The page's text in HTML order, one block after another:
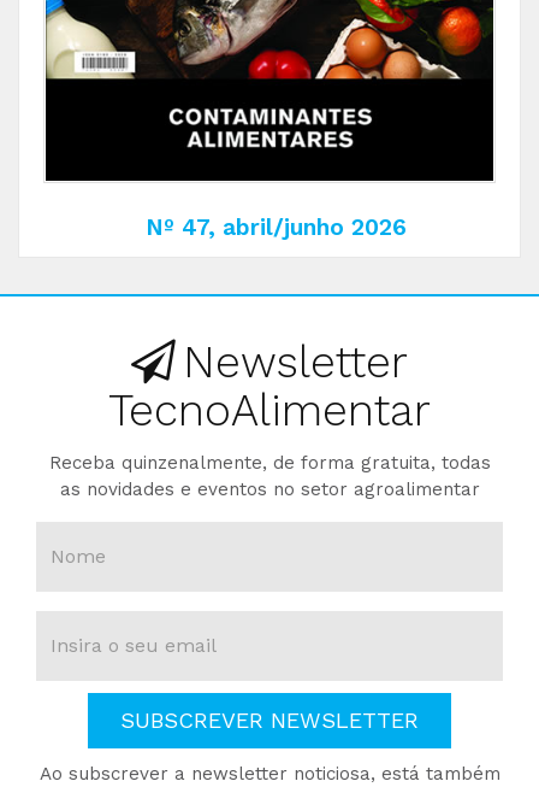
Nº 47, abril/junho 2026
Newsletter
TecnoAlimentar
Receba quinzenalmente, de forma gratuita, todas
as novidades e eventos no setor agroalimentar
SUBSCREVER NEWSLETTER
Ao subscrever a newsletter noticiosa, está também